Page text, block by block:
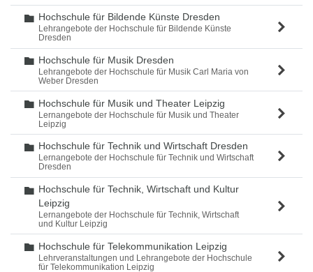
Ordner
Hochschule für Bildende Künste Dresden
Lehrangebote der Hochschule für Bildende Künste
Dresden
Ordner
Hochschule für Musik Dresden
Lehrangebote der Hochschule für Musik Carl Maria von
Weber Dresden
Ordner
Hochschule für Musik und Theater Leipzig
Lernangebote der Hochschule für Musik und Theater
Leipzig
Ordner
Hochschule für Technik und Wirtschaft Dresden
Lernangebote der Hochschule für Technik und Wirtschaft
Dresden
Ordner
Hochschule für Technik, Wirtschaft und Kultur
Leipzig
Lernangebote der Hochschule für Technik, Wirtschaft
und Kultur Leipzig
Ordner
Hochschule für Telekommunikation Leipzig
Lehrveranstaltungen und Lehrangebote der Hochschule
für Telekommunikation Leipzig